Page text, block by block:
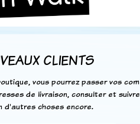
CLIENTS
vous pourrez passer vos
de livraison, consulter et
d'autres choses encore.